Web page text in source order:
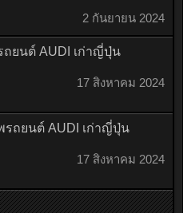
2 กันยายน 2024
ยนต์ AUDI เก่าญี่ปุ่น
17 สิงหาคม 2024
ถยนต์ AUDI เก่าญี่ปุ่น
17 สิงหาคม 2024